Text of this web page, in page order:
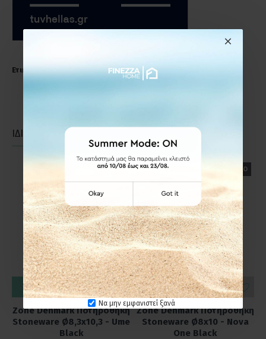
Να μην εμφανιστεί ξανά
Ετικέτες: Σαπουνοθήκη μπάνιου
ΙΔΙΑΣ ΚΑΤΗΓΟΡΙΑΣ
ΕΤΟΙΜΟΠΑΡΑΔΟΤΟ
Zone Denmark Ποτηροθήκη
Stoneware Ø8,3x10,3 - Ume
Black
ΚΑΛΆΘΙ
ΕΤΟΙΜΟΠΑΡΑΔΟΤΟ
Zone Denmark Ποτηροθήκη
Stoneware Ø8x10 - Nova
One Black
ΚΑΛΆΘΙ